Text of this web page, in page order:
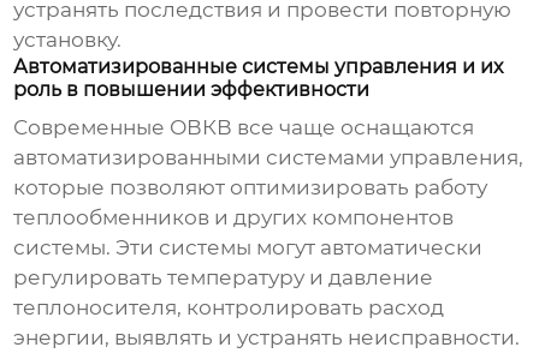
устранять последствия и провести повторную
установку.
Автоматизированные системы управления и их
роль в повышении эффективности
Современные ОВКВ все чаще оснащаются
автоматизированными системами управления,
которые позволяют оптимизировать работу
теплообменников и других компонентов
системы. Эти системы могут автоматически
регулировать температуру и давление
теплоносителя, контролировать расход
энергии, выявлять и устранять неисправности.